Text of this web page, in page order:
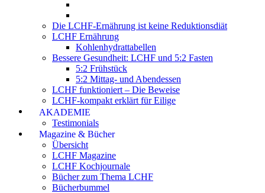
Die LCHF-Ernährung ist keine Reduktionsdiät
LCHF Ernährung
Kohlenhydrattabellen
Bessere Gesundheit: LCHF und 5:2 Fasten
5:2 Frühstück
5:2 Mittag- und Abendessen
LCHF funktioniert – Die Beweise
LCHF-kompakt erklärt für Eilige
AKADEMIE
Testimonials
Magazine & Bücher
Übersicht
LCHF Magazine
LCHF Kochjournale
Bücher zum Thema LCHF
Bücherbummel